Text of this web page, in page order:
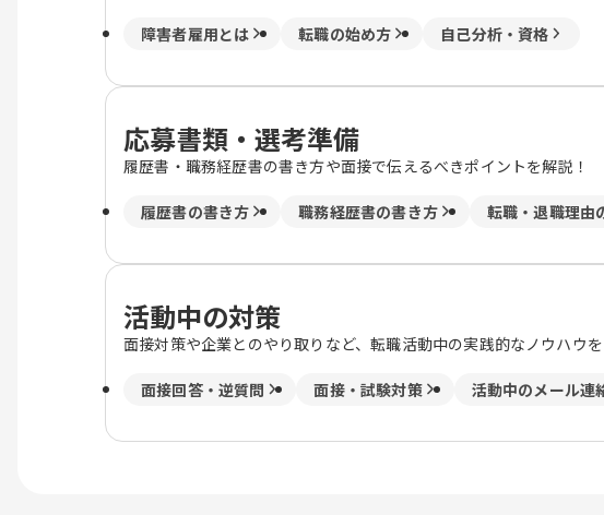
障害者雇用とは 転職の始め方 自己分析・資格
応募書類・選考準備
履歴書・職務経歴書の書き方や面接で伝えるべきポイントを解説！
履歴書の書き方 職務経歴書の書き方 転職・退職理由
活動中の対策
面接対策や企業とのやり取りなど、転職活動中の実践的なノウハウを
面接回答・逆質問 面接・試験対策 活動中のメール連